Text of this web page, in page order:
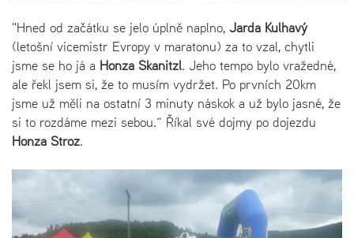
"Hned od začátku se jelo úplně naplno, Jarda Kulhavý
(letošní vicemistr Evropy v maratonu) za to vzal, chytli
jsme se ho já a Honza Škanitzl. Jeho tempo bylo vražedné,
ale řekl jsem si, že to musím vydržet. Po prvních 20km
jsme už měli na ostatní 3 minuty náskok a už bylo jasné, že
si to rozdáme mezi sebou.“ Říkal své dojmy po dojezdu
Honza Strož.